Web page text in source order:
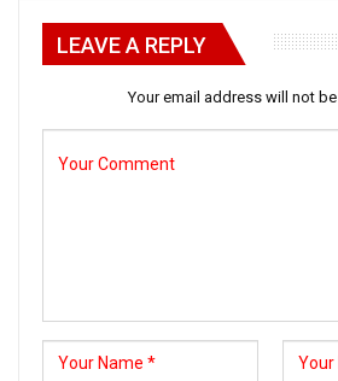
LEAVE A REPLY
Your email address will not